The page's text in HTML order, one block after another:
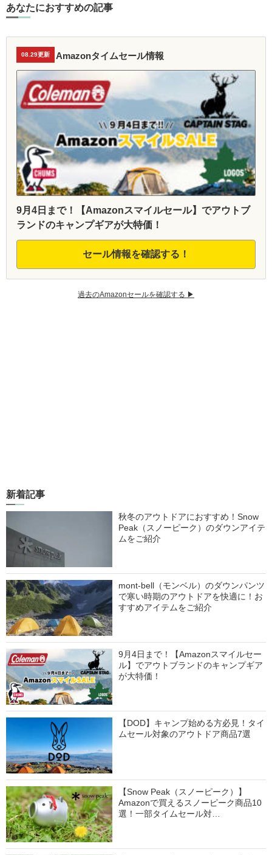
あなたにおすすめの記事
08.29更新 Amazonタイムセール情報
9月4日まで！【Amazonスマイルセール】でアウトブ
ランドのキャンプギアが大特価！
セール情報を確認する！
過去のAmazonセールを確認する ▶︎
新着記事
秋冬のアウトドアにおすすめ！Snow
Peak（スノーピーク）のダウンアイテ
ムをご紹介
mont-bell（モンベル）のダウンパンツ
で寒い時期のアウトドアを快適に！お
すすめアイテムをご紹介
9月4日まで！【Amazonスマイルセー
ル】でアウトブランドのキャンプギア
が大特価！
【DOD】キャンプ始める方必見！タイ
ムセール対象のアウトドア商品7選
【Snow Peak（スノーピーク）】
Amazonで買えるスノーピーク商品10
選！一部タイムセール対…